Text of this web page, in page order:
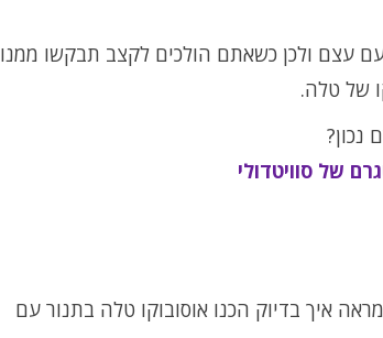
עצם ולכן כשאתם הולכים לקצב תבקשו ממנו
של טלה.
נכון?
של סוויטדולי
איך בדיוק הכנו אוסובוקו טלה בתנור עם